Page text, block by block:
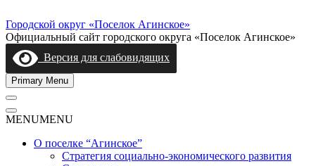
to
content
Городской округ «Поселок Агинское»
Официальный сайт городского округа «Поселок Агинское»
Версия для слабовидящих
Primary Menu
MENUMENU
О поселке “Агинское”
Стратегия социально-экономического развития